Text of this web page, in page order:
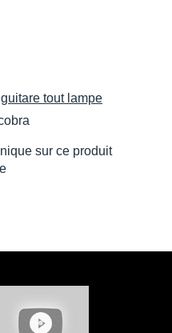
tout lampe
sur ce produit